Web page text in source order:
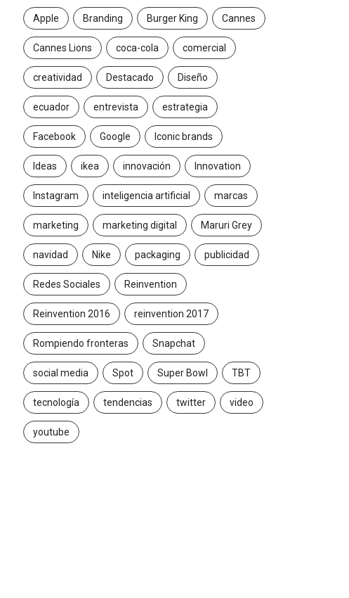
Apple Branding Burger King Cannes
Cannes Lions coca-cola comercial
creatividad Destacado Diseño
ecuador entrevista estrategia
Facebook Google Iconic brands
Ideas ikea innovación Innovation
Instagram inteligencia artificial marcas
marketing marketing digital Maruri Grey
navidad Nike packaging publicidad
Redes Sociales Reinvention
Reinvention 2016 reinvention 2017
Rompiendo fronteras Snapchat
social media Spot Super Bowl TBT
tecnología tendencias twitter video
youtube